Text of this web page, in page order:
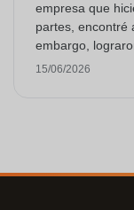
empresa que
partes, encontré
embargo,
esmalte con una
15/06/2026